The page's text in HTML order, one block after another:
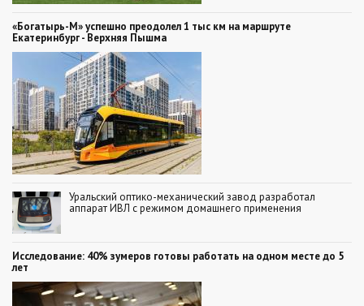
«Богатырь-М» успешно преодолел 1 тыс км на маршруте
Екатеринбург - Верхняя Пышма
Уральский оптико-механический завод разработал
аппарат ИВЛ с режимом домашнего применения
Исследование: 40% зумеров готовы работать на одном месте до 5
лет